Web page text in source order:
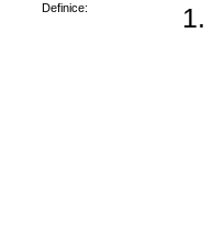
Definice: